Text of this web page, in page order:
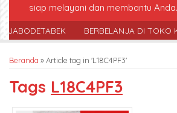
siap melayani dan membantu Anda.
JABODETABEK BERBELANJA DI TOKO
Beranda »Article tag in 'L18C4PF3'
Tags L18C4PF3